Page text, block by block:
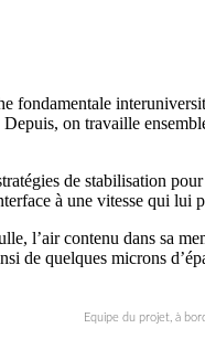
fondamentale
on travaille
de stabilisation
à une vitesse qui lui
l’air contenu dans sa
de quelques microns
Equipe du projet, à